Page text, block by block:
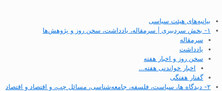
بیانیه‌های هیئت سیاسی
۱- بخش سردبیری | سرمقاله، یادداشت، سخن روز و پژوهش‌ها
سرمقاله
یادداشت
سخن روز و اخبار هفته
اخبار خواندنی هفته…
گفتار هفتگی
۲- دیدگاه ها، سیاست، فلسفه، جامعه‌شناسی، مسائل چپ، و اقتصاد و اقتصاد